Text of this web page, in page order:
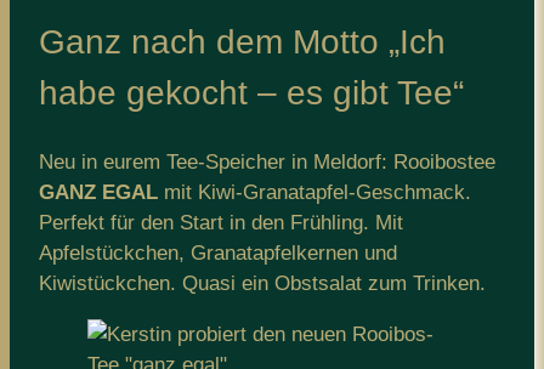
Ganz nach dem Motto „Ich
habe gekocht – es gibt Tee“
Neu in eurem Tee-Speicher in Meldorf: Rooibostee
GANZ EGAL mit Kiwi-Granatapfel-Geschmack.
Perfekt für den Start in den Frühling. Mit
Apfelstückchen, Granatapfelkernen und
Kiwistückchen. Quasi ein Obstsalat zum Trinken.